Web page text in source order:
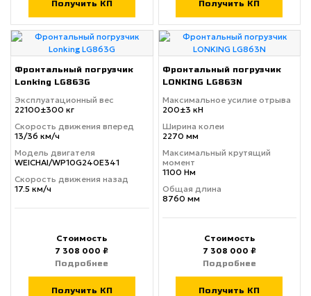
Получить КП Получить КП
Фронтальный погрузчик
Lonking LG863G
Эксплуатационный вес
22100±300 кг
Скорость движения вперед
13/36 км/ч
Модель двигателя
WEICHAI/WP10G240E341
Скорость движения назад
17.5 км/ч
Стоимость
7 308 000 ₽
Подробнее
Получить КП
Фронтальный погрузчик
LONKING LG863N
Максимальное усилие отрыва
200±3 кН
Ширина колеи
2270 мм
Максимальный крутящий
момент
1100 Нм
Общая длина
8760 мм
Стоимость
7 308 000 ₽
Подробнее
Получить КП